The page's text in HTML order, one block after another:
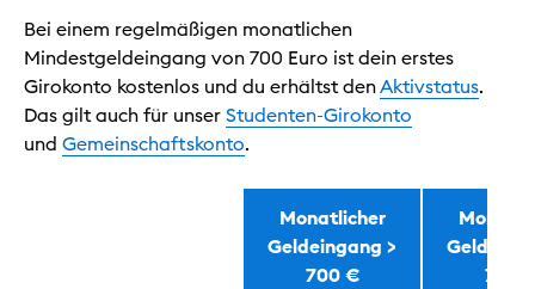
Bei einem regelmäßigen monatlichen
Mindestgeldeingang von 700 Euro ist dein erstes
Girokonto kostenlos und du erhältst denAktivstatus.
Das gilt auch für unser Studenten-Girokonto
und Gemeinschaftskonto.
Wann ist das Girokonto kostenlos?
Monatlicher
Geldeingang >
700 €
700